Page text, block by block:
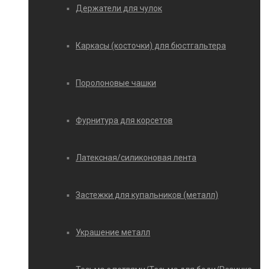
Держатели для чулок
Каркасы (косточки) для бюстгальтера
Поролоновые чашки
Фурнитура для корсетов
Латексная/силиконовая лента
Застежки для купальников (металл)
Украшение металл